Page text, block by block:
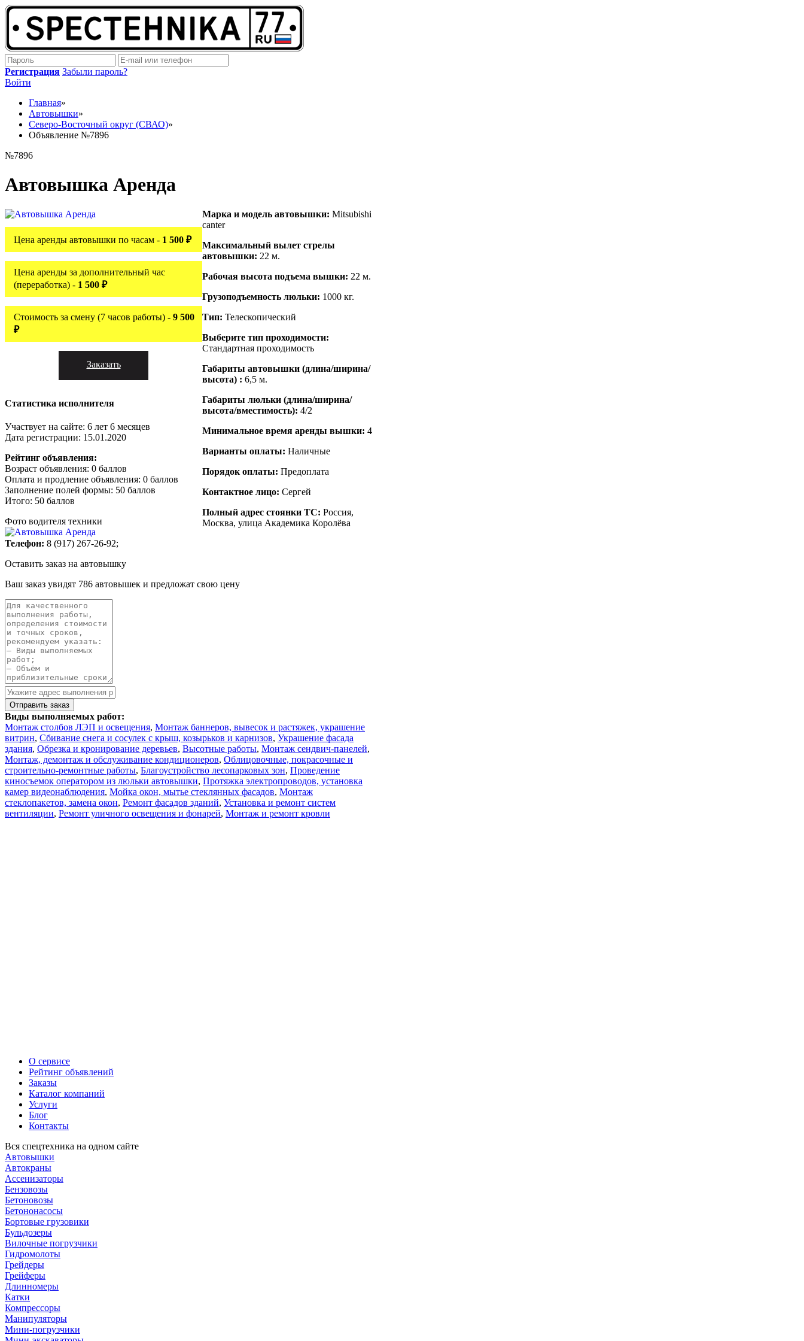
Регистрация Забыли пароль?
Войти
Главная»
Автовышки»
Северо-Восточный округ (СВАО)»
Объявление №7896
№7896
Автовышка Аренда
Цена аренды автовышки по часам - 1 500 ₽
Цена аренды за дополнительный час
(переработка) - 1 500 ₽
Стоимость за смену (7 часов работы) - 9 500
₽
Заказать
Статистика исполнителя
Участвует на сайте: 6 лет 6 месяцев
Дата регистрации: 15.01.2020
Рейтинг объявления:
Возраст объявления: 0 баллов
Оплата и продление объявления: 0 баллов
Заполнение полей формы: 50 баллов
Итого: 50 баллов
Фото водителя техники
Марка и модель автовышки: Mitsubishi
canter
Максимальный вылет стрелы
автовышки: 22 м.
Рабочая высота подъема вышки: 22 м.
Грузоподъемность люльки: 1000 кг.
Тип: Телескопический
Выберите тип проходимости:
Стандартная проходимость
Габариты автовышки (длина/ширина/
высота) : 6,5 м.
Габариты люльки (длина/ширина/
высота/вместимость): 4/2
Минимальное время аренды вышки: 4
Варианты оплаты: Наличные
Порядок оплаты: Предоплата
Контактное лицо: Сергей
Полный адрес стоянки ТС: Россия,
Москва, улица Академика Королёва
Телефон: 8 (917) 267-26-92;
Оставить заказ на автовышку
Ваш заказ увидят 786 автовышек и предложат свою цену
Виды выполняемых работ:
Монтаж столбов ЛЭП и освещения, Монтаж баннеров, вывесок и растяжек, украшение
витрин, Сбивание снега и сосулек с крыш, козырьков и карнизов, Украшение фасада
здания, Обрезка и кронирование деревьев, Высотные работы, Монтаж сендвич-панелей,
Монтаж, демонтаж и обслуживание кондиционеров, Облицовочные, покрасочные и
строительно-ремонтные работы, Благоустройство лесопарковых зон, Проведение
киносъемок оператором из люльки автовышки, Протяжка электропроводов, установка
камер видеонаблюдения, Мойка окон, мытье стеклянных фасадов, Монтаж
стеклопакетов, замена окон, Ремонт фасадов зданий, Установка и ремонт систем
вентиляции, Ремонт уличного освещения и фонарей, Монтаж и ремонт кровли
О сервисе
Рейтинг объявлений
Заказы
Каталог компаний
Услуги
Блог
Контакты
Вся спецтехника на одном сайте
Автовышки
Автокраны
Ассенизаторы
Бензовозы
Бетоновозы
Бетононасосы
Бортовые грузовики
Бульдозеры
Вилочные погрузчики
Гидромолоты
Грейдеры
Грейферы
Длинномеры
Катки
Компрессоры
Манипуляторы
Мини-погрузчики